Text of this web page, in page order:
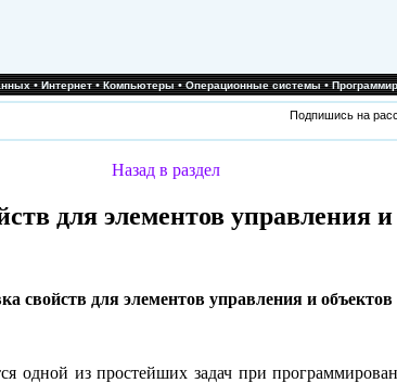
•Интернет•Компьютеры•Операционные системы•
Подпишись на
Назад в раздел
для элементов управления
свойств для элементов управления и объектов
одной из простейших задач при